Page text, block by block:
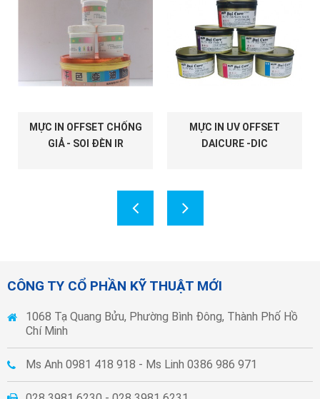
MỰC IN OFFSET CHỐNG
GIẢ - SOI ĐÈN IR
MỰC IN UV OFFSET
DAICURE -DIC
CÔNG TY CỔ PHẦN KỸ THUẬT MỚI
1068 Tạ Quang Bửu, Phường Bình Đông, Thành Phố Hồ
Chí Minh
Ms Anh 0981 418 918 - Ms Linh 0386 986 971